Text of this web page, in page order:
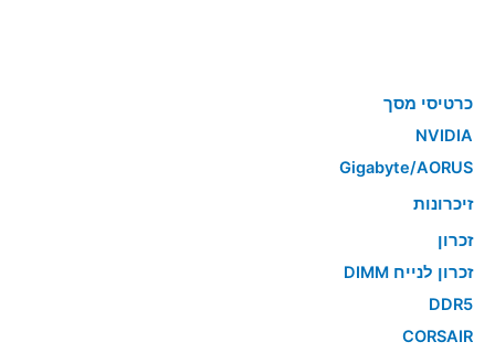
כרטיסי מסך
NVIDIA
Gigabyte/AORUS
זיכרונות
זכרון
זכרון לנייח DIMM
DDR5
CORSAIR